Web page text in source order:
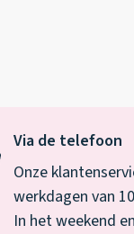
Via de telefoon
Onze
werkdagen van
In het weekend